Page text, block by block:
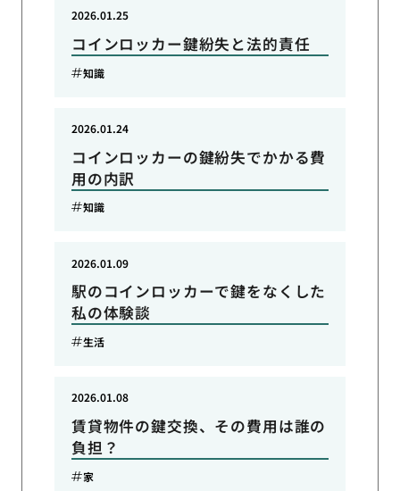
コインロッカー鍵紛失と法的責任
2026.01.25
知識
コインロッカーの鍵紛失でかかる費
用の内訳
2026.01.24
知識
駅のコインロッカーで鍵をなくした
私の体験談
2026.01.09
生活
賃貸物件の鍵交換、その費用は誰の
負担？
2026.01.08
家